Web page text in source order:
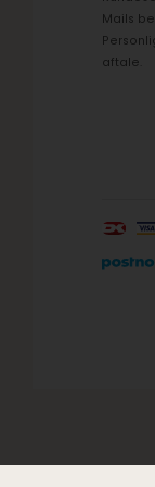
Mails
aftale.